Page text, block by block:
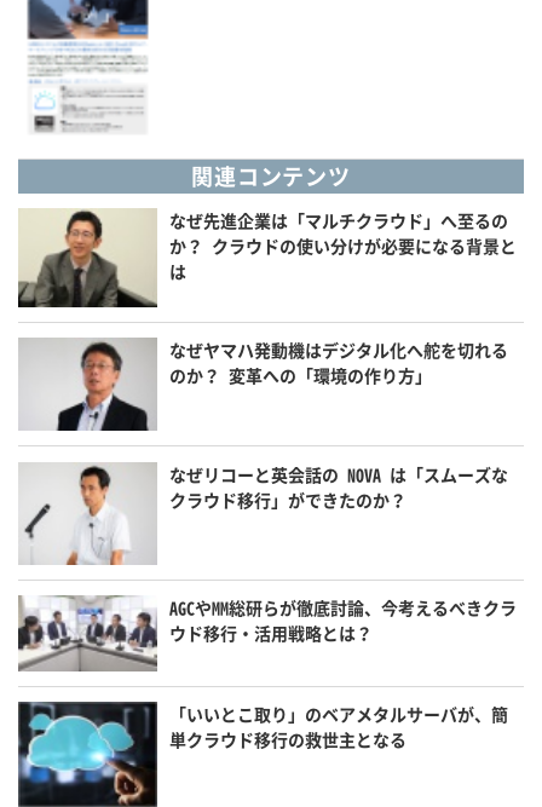
関連コンテンツ
なぜ先進企業は「マルチクラウド」へ至るの
か？ クラウドの使い分けが必要になる背景と
は
なぜヤマハ発動機はデジタル化へ舵を切れる
のか？ 変革への「環境の作り方」
なぜリコーと英会話の NOVA は「スムーズな
クラウド移行」ができたのか？
AGCやMM総研らが徹底討論、今考えるべきクラ
ウド移行・活用戦略とは？
「いいとこ取り」のベアメタルサーバが、簡
単クラウド移行の救世主となる